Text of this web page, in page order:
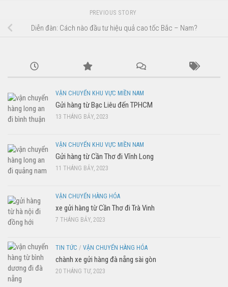
PREVIOUS STORY
Diễn đàn: Cách nào đầu tư hiệu quả cao tốc Bắc – Nam?
VẬN CHUYỂN KHU VỰC MIỀN NAM
Gửi hàng từ Bạc Liêu đến TPHCM
13 THÁNG BẢY, 2023
VẬN CHUYỂN KHU VỰC MIỀN NAM
Gửi hàng từ Cần Thơ đi Vĩnh Long
11 THÁNG BẢY, 2023
VẬN CHUYỂN HÀNG HÓA
xe gửi hàng từ Cần Thơ đi Trà Vinh
7 THÁNG BẢY, 2023
TIN TỨC / VẬN CHUYỂN HÀNG HÓA
chành xe gửi hàng đà nẵng sài gòn
20 THÁNG TƯ, 2023